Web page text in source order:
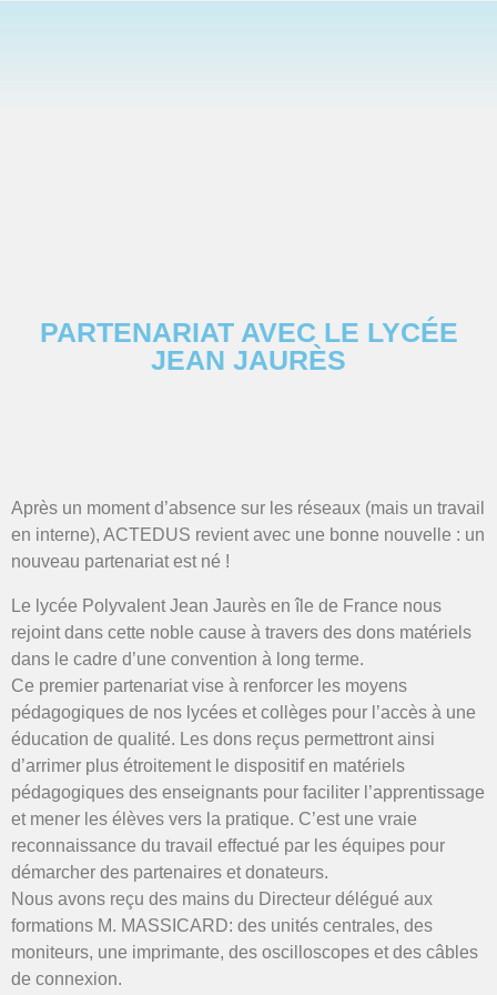
PARTENARIAT AVEC LE LYCÉE
JEAN JAURÈS
Après un moment d’absence sur les réseaux (mais un travail
en interne), ACTEDUS revient avec une bonne nouvelle : un
nouveau partenariat est né !
Le lycée Polyvalent Jean Jaurès en île de France nous
rejoint dans cette noble cause à travers des dons matériels
dans le cadre d’une convention à long terme.
Ce premier partenariat vise à renforcer les moyens
pédagogiques de nos lycées et collèges pour l’accès à une
éducation de qualité. Les dons reçus permettront ainsi
d’arrimer plus étroitement le dispositif en matériels
pédagogiques des enseignants pour faciliter l’apprentissage
et mener les élèves vers la pratique. C’est une vraie
reconnaissance du travail effectué par les équipes pour
démarcher des partenaires et donateurs.
Nous avons reçu des mains du Directeur délégué aux
formations M. MASSICARD: des unités centrales, des
moniteurs, une imprimante, des oscilloscopes et des câbles
de connexion.